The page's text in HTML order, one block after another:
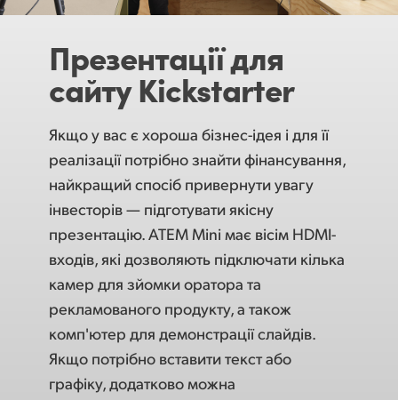
Презентації для
сайту Kickstarter
Якщо у вас є хороша бізнес-ідея і для її
реалізації потрібно знайти фінансування,
найкращий спосіб привернути увагу
інвесторів — підготувати якісну
презентацію. ATEM Mini має вісім HDMI-
входів, які дозволяють підключати кілька
камер для зйомки оратора та
рекламованого продукту, а також
комп'ютер для демонстрації слайдів.
Якщо потрібно вставити текст або
графіку, додатково можна